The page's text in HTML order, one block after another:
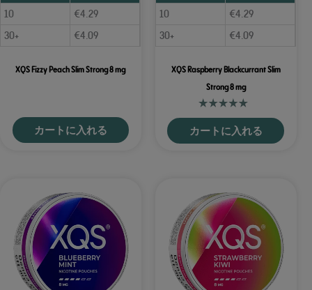
10
€4.29
30+
€4.09
XQS Fizzy Peach Slim Strong 8 mg
カートに入れる
10
€4.29
30+
€4.09
XQS Raspberry Blackcurrant Slim
Strong 8 mg
カートに入れる